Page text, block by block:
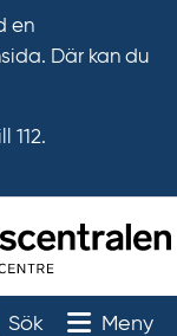
en
Där kan du
112.
Sök Toggle
Meny